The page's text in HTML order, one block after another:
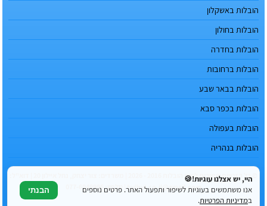
הובלות באשקלון
הובלות בחולון
הובלות בחדרה
הובלות ברחובות
הובלות בבאר שבע
הובלות בכפר סבא
הובלות בעפולה
הובלות בנהריה
hvlhvl.co.il@gmail.com | טלפון: 077-6049996
היי, יש אצלנו עוגיות!🍪
אנו משתמשים בעוגיות לשיפור ותפעול האתר. פרטים נוספים
במדיניות הפרטיות.
הבנתי